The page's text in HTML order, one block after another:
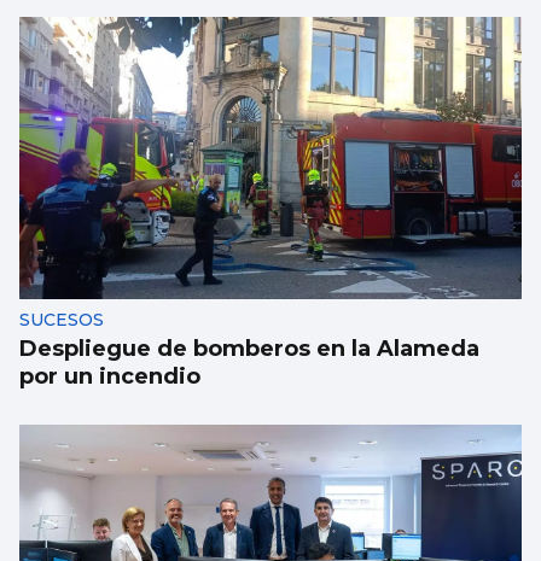
SUCESOS
Despliegue de bomberos en la Alameda
por un incendio